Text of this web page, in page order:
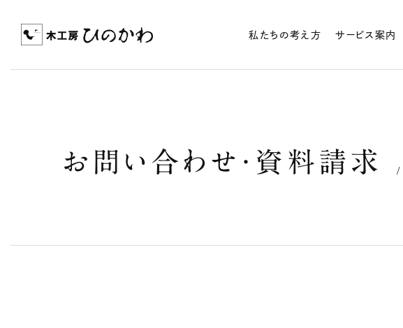
私たちの考え方 サービス案内
お 問 い 合 わ せ ・ 資 料 請 求